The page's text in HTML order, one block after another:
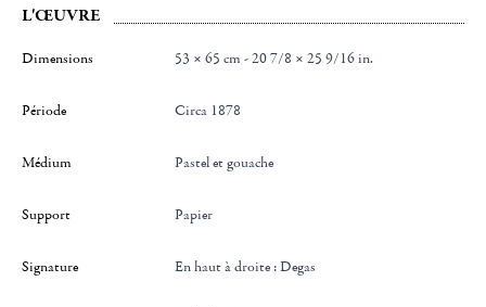
L'ŒUVRE
Dimensions 53 × 65 cm - 20 7/8 × 25 9/16 in.
Période Circa 1878
Médium Pastel et gouache
Support Papier
Signature en haut à droite : Degas